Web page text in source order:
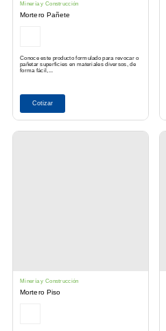
Minería y Construcción
Mortero Pañete
Conoce este producto formulado para revocar o
pañetar superficies en materiales diversos, de
forma fácil,...
Cotizar
Minería y Construcción
Mortero Piso